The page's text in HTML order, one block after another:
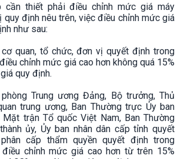
cần thiết phải điều chỉnh mức giá máy
quy định nêu trên, việc điều chỉnh mức giá
như sau:
quan, tổ chức, đơn vị quyết định trong
chỉnh mức giá cao hơn không quá 15%
quy định.
phòng Trung ương Đảng, Bộ trưởng, Thủ
trung ương, Ban Thường trực Ủy ban
Mặt trận Tổ quốc Việt Nam, Ban Thường
ủy, Ủy ban nhân dân cấp tỉnh quyết
cấp thẩm quyền quyết định trong
chỉnh mức giá cao hơn từ trên 15%